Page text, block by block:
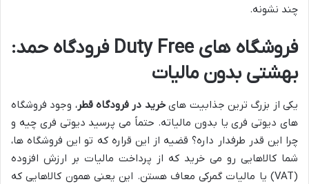
چند نشونه.
فروشگاه های Duty Free فرودگاه حمد:
بهشتی بدون مالیات
یکی از بزرگ ترین جذابیت هایخرید در فرودگاه قطر، وجود فروشگاه
های دیوتی فری یا بدون مالیاته. حتماً می پرسید دیوتی فری چیه و
چرا این قدر طرفدار داره؟ قضیه از این قراره که تو این فروشگاه ها،
شما کالاهایی رو می خرید که از پرداخت مالیات بر ارزش افزوده
(VAT) یا مالیات گمرکی معاف هستن. این یعنی همون کالاهایی که